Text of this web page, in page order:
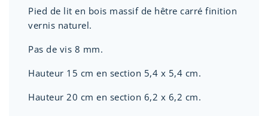
Pied de lit en bois massif de hêtre carré finition
vernis naturel.
Pas de vis 8 mm.
Hauteur 15 cm en section 5,4 x 5,4 cm.
Hauteur 20 cm en section 6,2 x 6,2 cm.